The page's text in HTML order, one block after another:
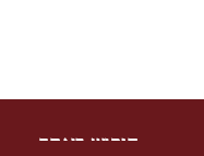
חיפוש באתר